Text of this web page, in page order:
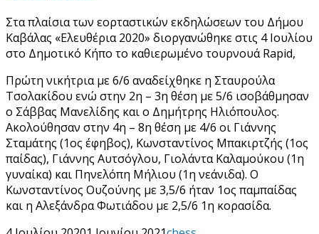
Στα πλαίσια των εορταστικών εκδηλώσεων του Δήμου
Καβάλας «Ελευθέρια 2020» διοργανώθηκε στις 4 Ιουλίου
στο Δημοτικό Κήπο το καθιερωμένο τουρνουά Rapid,
Πρώτη νικήτρια με 6/6 αναδείχθηκε η Σταυρούλα
Τσολακίδου ενώ στην 2η – 3η θέση με 5/6 ισοβάθμησαν
ο Σάββας Μανελίδης και ο Δημήτρης Ηλιόπουλος.
Ακολούθησαν στην 4η – 8η θέση με 4/6 οι Γιάννης
Σταμάτης (1ος έφηβος), Κωνσταντίνος Μπακιρτζής (1ος
παίδας), Γιάννης Αυτσόγλου, Γιολάντα Καλαμούκου (1η
γυναίκα) και Πηνελόπη Μήλιου (1η νεάνιδα). Ο
Κωνσταντίνος Ουζούνης με 3,5/6 ήταν 1ος παμπαίδας
και η Αλεξάνδρα Φωτιάδου με 2,5/6 1η κορασίδα.